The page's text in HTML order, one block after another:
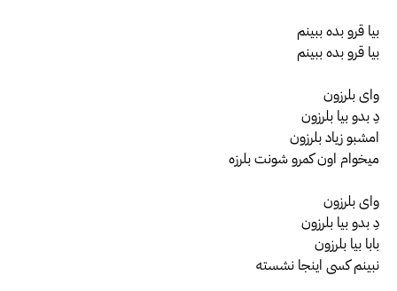
بیا قرو بده ببینم
بیا قرو بده ببینم
وای بلرزون
دِ بدو بیا بلرزون
امشبو زیاد بلرزون
میخوام اون کمرو شونت بلرزه
وای بلرزون
دِ بدو بیا بلرزون
بابا بیا بلرزون
نبینم کسی اینجا نشسته